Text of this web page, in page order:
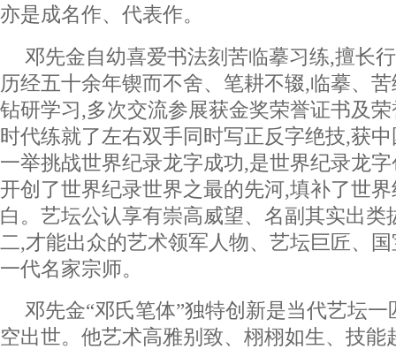
亦是成名作、代表作。
邓先金自幼喜爱书法刻苦临摹习练,擅长
历经五十余年锲而不舍、笔耕不辍,临摹、
钻研学习,多次交流参展获金奖荣誉证书及
时代练就了左右双手同时写正反字绝技,获
一举挑战世界纪录龙字成功,是世界纪录龙
开创了世界纪录世界之最的先河,填补了世
白。艺坛公认享有崇高威望、名副其实出类
二,才能出众的艺术领军人物、艺坛巨匠、
一代名家宗师。
邓先金“邓氏笔体”独特创新是当代艺坛
空出世。他艺术高雅别致、栩栩如生、技能